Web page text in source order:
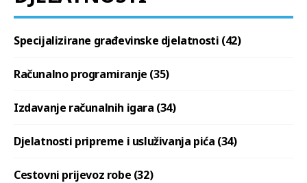
Specijalizirane građevinske djelatnosti (42)
Računalno programiranje (35)
Izdavanje računalnih igara (34)
Djelatnosti pripreme i usluživanja pića (34)
Cestovni prijevoz robe (32)